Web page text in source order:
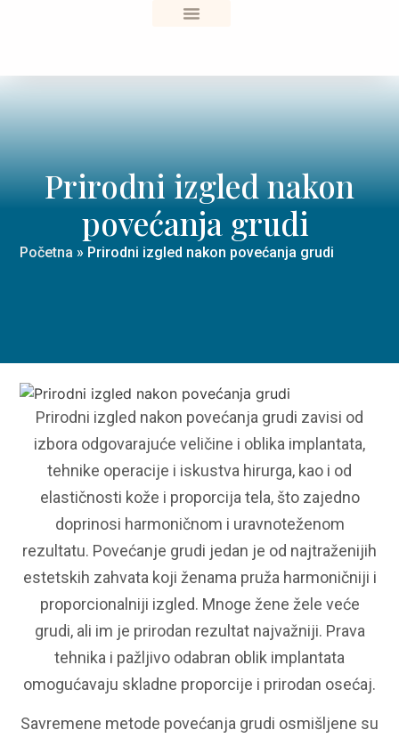
Prirodni izgled nakon
povećanja grudi
Početna » Prirodni izgled nakon povećanja grudi
Prirodni izgled nakon povećanja grudi zavisi od
izbora odgovarajuće veličine i oblika implantata,
tehnike operacije i iskustva hirurga, kao i od
elastičnosti kože i proporcija tela, što zajedno
doprinosi harmoničnom i uravnoteženom
rezultatu. Povećanje grudi jedan je od najtraženijih
estetskih zahvata koji ženama pruža harmoničniji i
proporcionalniji izgled. Mnoge žene žele veće
grudi, ali im je prirodan rezultat najvažniji. Prava
tehnika i pažljivo odabran oblik implantata
omogućavaju skladne proporcije i prirodan osećaj.
Savremene metode povećanja grudi osmišljene su